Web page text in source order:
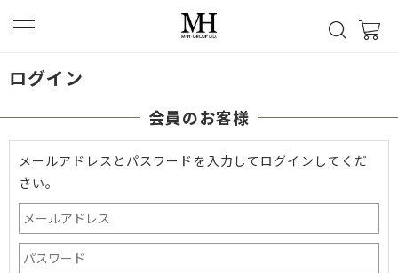
ログイン
会員のお客様
メールアドレスとパスワードを入力してログインしてくだ
さい。